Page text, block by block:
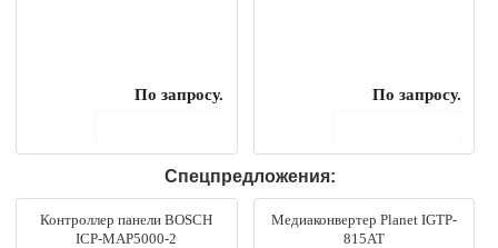
По запросу.
По запросу.
Спецпредложения:
Контроллер панели BOSCH
ICP-MAP5000-2
Медиаконвертер Planet IGTP-
815AT